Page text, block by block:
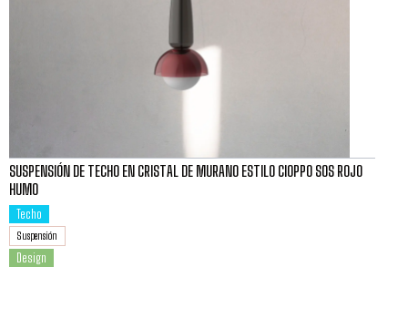
SUSPENSIÓN DE TECHO EN CRISTAL DE MURANO ESTILO CIOPPO SOS ROJO
HUMO
Techo
Suspensión
Design